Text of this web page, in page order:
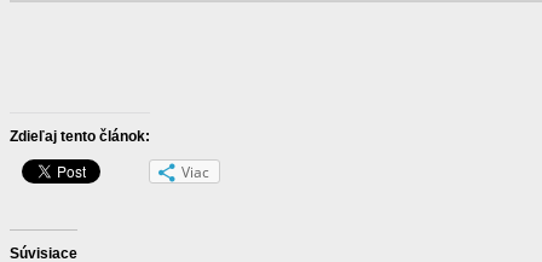
Zdieľaj tento článok:
Viac
Súvisiace